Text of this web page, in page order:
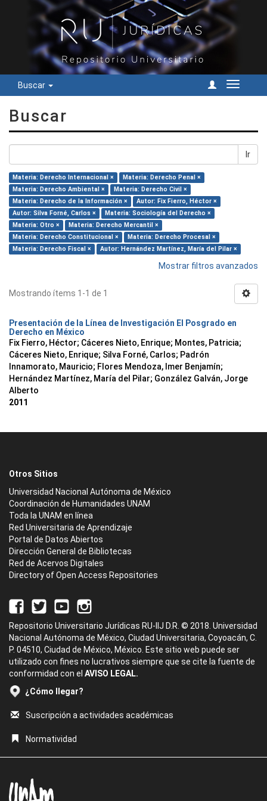
Buscar
Cambiar
Buscar
Ir
Materia: Derecho Internacional ×
Materia: Derecho Penal ×
Materia: Derecho Ambiental ×
Materia: Derecho Civil ×
Materia: Derecho de la Información ×
Autor: Fix Fierro, Héctor ×
Autor: Silva Forné, Carlos ×
Materia: Sociología del Derecho ×
Materia: Otro ×
Materia: Derecho Mercantil ×
Materia: Derecho Constitucional ×
Materia: Derecho Procesal ×
Materia: Derecho Fiscal ×
Autor: Hernández Martínez, María del Pilar ×
Mostrar filtros avanzados
Mostrando ítems 1-1 de 1
Presentación de la Línea de Investigación El Posgrado en
Derecho en México
Fix Fierro, Héctor; Cáceres Nieto, Enrique; Montes, Patricia;
Cáceres Nieto, Enrique; Silva Forné, Carlos; Padrón
Innamorato, Mauricio; Flores Mendoza, Imer Benjamín;
Hernández Martínez, María del Pilar; González Galván, Jorge
Alberto
2011
Otros Sitios
Universidad Nacional Autónoma de México
Coordinación de Humanidades UNAM
Toda la UNAM en línea
Red Universitaria de Aprendizaje
Portal de Datos Abiertos
Dirección General de Bibliotecas
Red de Acervos Digitales
Directory of Open Access Repositories
Repositorio Universitario Jurídicas RU-IIJ D.R. © 2018. Universidad
Nacional Autónoma de México, Ciudad Universitaria, Coyoacán, C.
P. 04510, Ciudad de México, México. Este sitio web puede ser
utilizado con fines no lucrativos siempre que se cite la fuente de
conformidad con el AVISO LEGAL.
¿Cómo llegar?
Suscripción a actividades académicas
Normatividad